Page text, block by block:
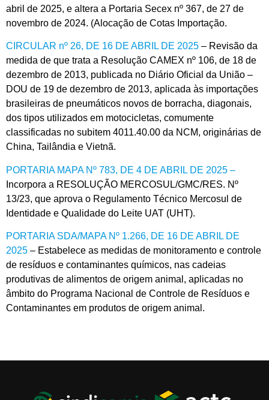
abril de 2025, e altera a Portaria Secex nº 367, de 27 de
novembro de 2024. (Alocação de Cotas Importação.
CIRCULAR nº 26, DE 16 DE ABRIL DE 2025 – Revisão da
medida de que trata a Resolução CAMEX nº 106, de 18 de
dezembro de 2013, publicada no Diário Oficial da União –
DOU de 19 de dezembro de 2013, aplicada às importações
brasileiras de pneumáticos novos de borracha, diagonais,
dos tipos utilizados em motocicletas, comumente
classificadas no subitem 4011.40.00 da NCM, originárias de
China, Tailândia e Vietnã.
PORTARIA MAPA Nº 783, DE 4 DE ABRIL DE 2025 –
Incorpora a RESOLUÇÃO MERCOSUL/GMC/RES. Nº
13/23, que aprova o Regulamento Técnico Mercosul de
Identidade e Qualidade do Leite UAT (UHT).
PORTARIA SDA/MAPA Nº 1.266, DE 16 DE ABRIL DE
2025 – Estabelece as medidas de monitoramento e controle
de resíduos e contaminantes químicos, nas cadeias
produtivas de alimentos de origem animal, aplicadas no
âmbito do Programa Nacional de Controle de Resíduos e
Contaminantes em produtos de origem animal.